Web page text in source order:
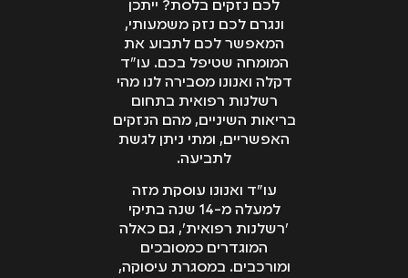
לכם נזקים בלסת? ייתכן
ונגרם לכם נזק משמעותי,
המאפשר לכם לתבוע את
המומחה שטיפל בכם. עו"ד
דקלה ואנונו מסבירה לנו מהי
רשלנות רפואית בתחום
בריאות השיניים, מהם הנזקים
האפשריים, ומתי ניתן לגשת
לתביעה.
עו"ד ואנונו עוסקת מזה
למעלה מ-14 שנה בתיקי
'רשלנות רפואית', גם כאלה
המוגדרים כמסובכים
ומורכבים. במסגרת עיסוקה,